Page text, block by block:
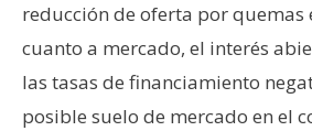
reducción de oferta por quemas
cuanto a mercado, el interés
las tasas de financiamiento
posible suelo de mercado en el